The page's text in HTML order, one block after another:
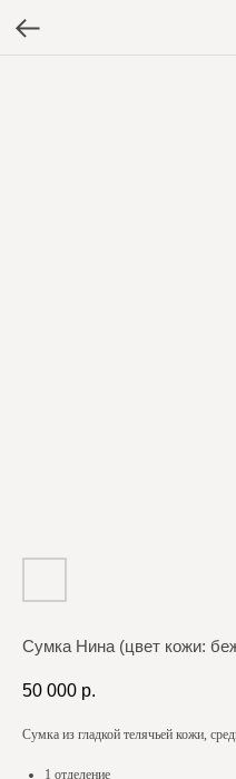
Сумка Нина (цвет кожи:
50 000 р.
Сумка из гладкой телячьей кожи,
1 отделение